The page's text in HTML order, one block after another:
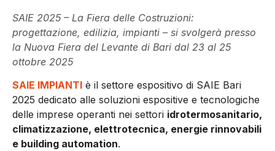
SAIE 2025 – La Fiera delle Costruzioni:
progettazione, edilizia, impianti – si svolgerà presso
la Nuova Fiera del Levante di Bari dal 23 al 25
ottobre 2025
SAIE IMPIANTI è il settore espositivo di SAIE Bari
2025 dedicato alle soluzioni espositive e tecnologiche
delle imprese operanti nei settori idrotermosanitario,
climatizzazione, elettrotecnica, energie rinnovabili
e building automation.